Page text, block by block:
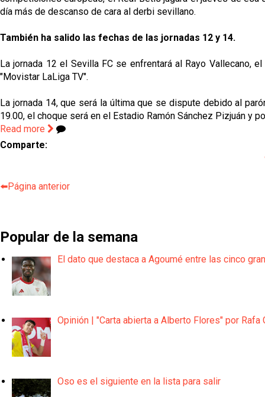
día más de descanso de cara al derbi sevillano.
También ha salido las fechas de las jornadas 12 y 14.
La jornada 12 el Sevilla FC se enfrentará al Rayo Vallecano,
"Movistar LaLiga TV".
La jornada 14, que será la última que se dispute debido al
19.00, el choque será en el Estadio Ramón Sánchez Pizjuán y
Read more
Comparte:
⬅️Página anterior
Popular de la semana
El dato que destaca a Agoumé entre las cinco
Opinión | "Carta abierta a Alberto Flores" por Rafa
Oso es el siguiente en la lista para salir